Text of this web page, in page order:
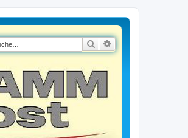
Suche